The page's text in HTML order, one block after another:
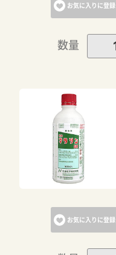
お気に入りに登録
数量
お気に入りに登録